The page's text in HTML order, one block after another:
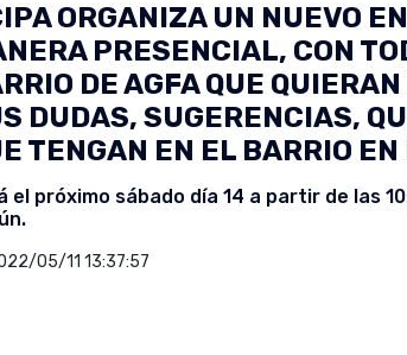
ORGANIZA UN NUEVO
PRESENCIAL, CON
DE AGFA QUE
DUDAS, SUGERENCIAS,
TENGAN EN EL BARRIO
el próximo sábado día 14 a partir de las
05/11 13:37:57